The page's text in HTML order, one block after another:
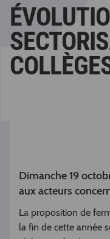
Dimanche 19
aux acteurs
La proposition de
la fin de cette année